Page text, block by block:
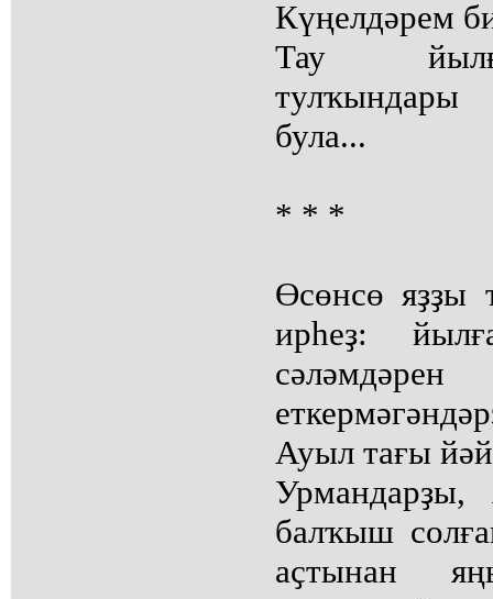
Күңелдәрем
Тау
тулҡындары
була...
* * *
Өсөнсө яҙҙы
ирһеҙ:
Ауыл тағы
Урмандарҙы,
балҡыш
аҫтынан